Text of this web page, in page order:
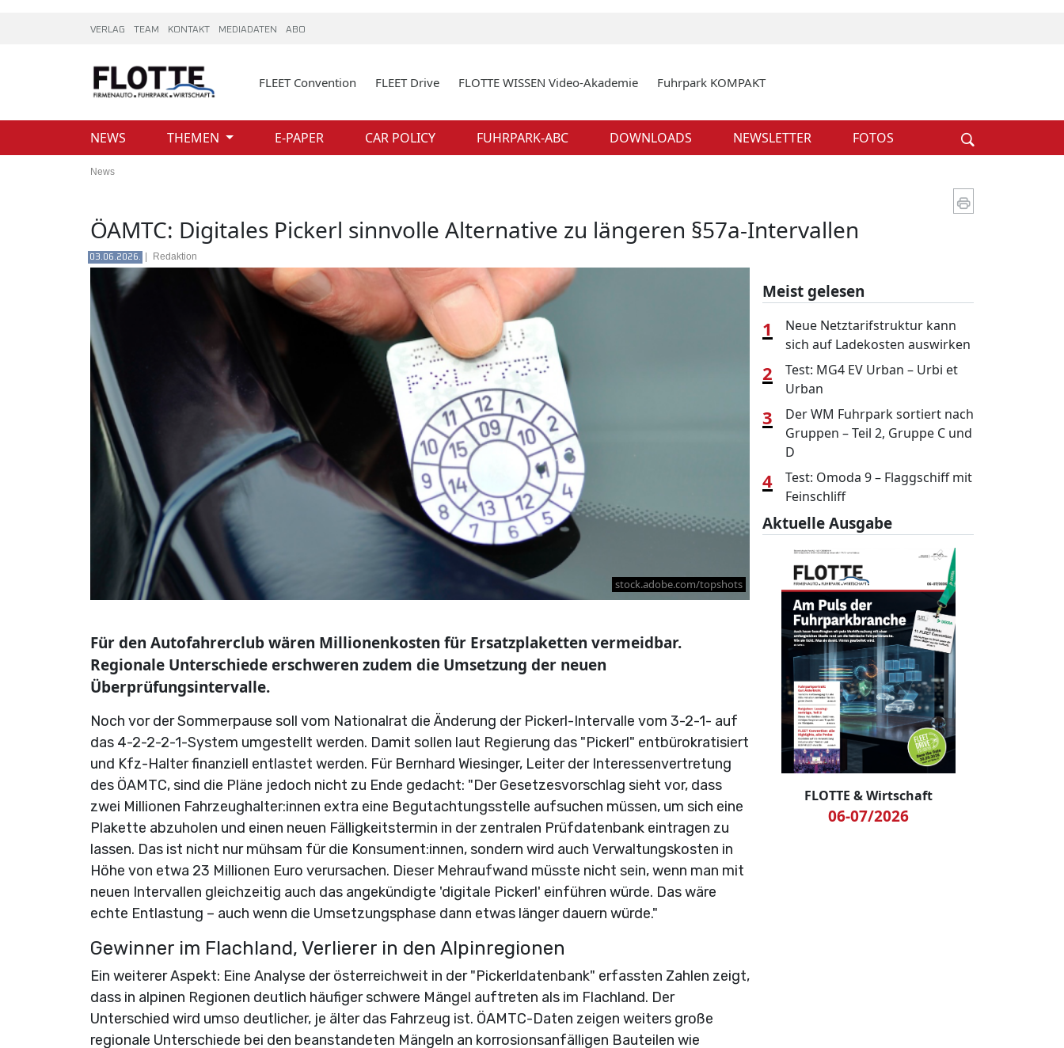
VERLAG TEAM KONTAKT MEDIADATEN ABO
FLEET Convention FLEET Drive FLOTTE WISSEN Video-Akademie Fuhrpark KOMPAKT
NEWS THEMEN E-PAPER CAR POLICY FUHRPARK-ABC DOWNLOADS NEWSLETTER FOTOS
News
ÖAMTC: Digitales Pickerl sinnvolle Alternative zu längeren §57a-Intervallen
03.06.2026. Redaktion
stock.adobe.com/topshots
Für den Autofahrerclub wären Millionenkosten für Ersatzplaketten vermeidbar.
Regionale Unterschiede erschweren zudem die Umsetzung der neuen
Überprüfungsintervalle.
Noch vor der Sommerpause soll vom Nationalrat die Änderung der Pickerl-Intervalle vom 3-2-1- auf
das 4-2-2-2-1-System umgestellt werden. Damit sollen laut Regierung das "Pickerl" entbürokratisiert
und Kfz-Halter finanziell entlastet werden. Für Bernhard Wiesinger, Leiter der Interessenvertretung
des ÖAMTC, sind die Pläne jedoch nicht zu Ende gedacht: "Der Gesetzesvorschlag sieht vor, dass
zwei Millionen Fahrzeughalter:innen extra eine Begutachtungsstelle aufsuchen müssen, um sich eine
Plakette abzuholen und einen neuen Fälligkeitstermin in der zentralen Prüfdatenbank eintragen zu
lassen. Das ist nicht nur mühsam für die Konsument:innen, sondern wird auch Verwaltungskosten in
Höhe von etwa 23 Millionen Euro verursachen. Dieser Mehraufwand müsste nicht sein, wenn man mit
neuen Intervallen gleichzeitig auch das angekündigte 'digitale Pickerl' einführen würde. Das wäre
echte Entlastung – auch wenn die Umsetzungsphase dann etwas länger dauern würde."
Gewinner im Flachland, Verlierer in den Alpinregionen
Ein weiterer Aspekt: Eine Analyse der österreichweit in der "Pickerldatenbank" erfassten Zahlen zeigt,
dass in alpinen Regionen deutlich häufiger schwere Mängel auftreten als im Flachland. Der
Unterschied wird umso deutlicher, je älter das Fahrzeug ist. ÖAMTC-Daten zeigen weiters große
regionale Unterschiede bei den beanstandeten Mängeln an korrosionsanfälligen Bauteilen wie
Meist gelesen
1
Neue Netztarifstruktur kann
sich auf Ladekosten auswirken
2
Test: MG4 EV Urban – Urbi et
Urban
3
Der WM Fuhrpark sortiert nach
Gruppen – Teil 2, Gruppe C und
D
4
Test: Omoda 9 – Flaggschiff mit
Feinschliff
Aktuelle Ausgabe
FLOTTE & Wirtschaft
06-07/2026